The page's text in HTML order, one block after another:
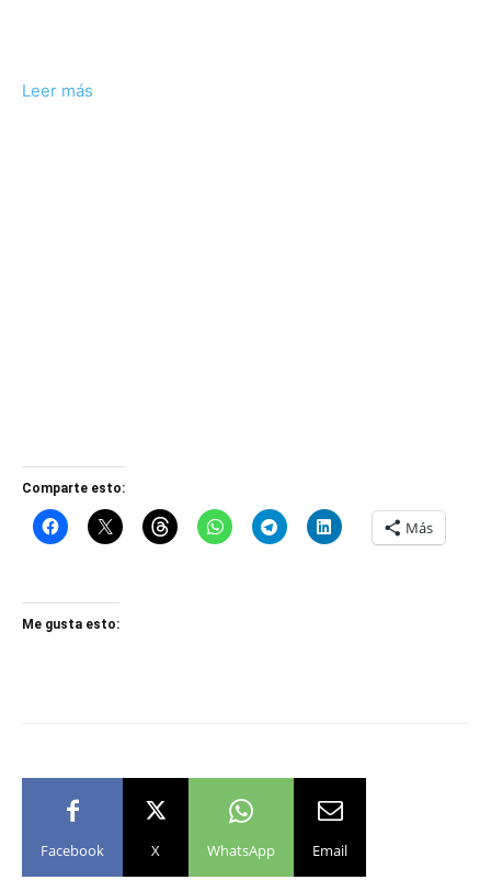
Leer más
Comparte esto:
Más
Me gusta esto:
Facebook X WhatsApp Email